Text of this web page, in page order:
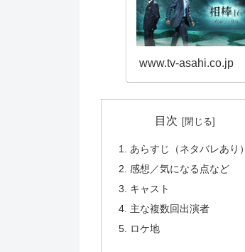
www.tv-asahi.co.jp
目次
あらすじ（ネタバレあり）
感想／気になる点など
キャスト
主な複数回出演者
ロケ地